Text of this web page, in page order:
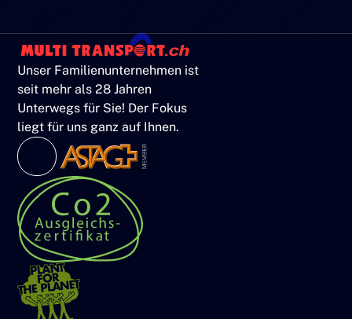
Unser Familienunternehmen ist
seit mehr als 28 Jahren
Unterwegs für Sie! Der Fokus
liegt für uns ganz auf Ihnen.